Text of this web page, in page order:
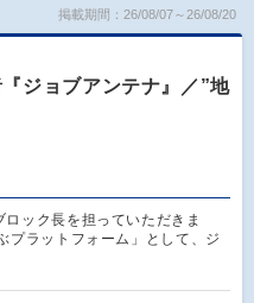
掲載期間：26/08/07～26/08/20
ジョブアンテナ』／”地
ック長を担っていただきま
プラットフォーム」として、ジ